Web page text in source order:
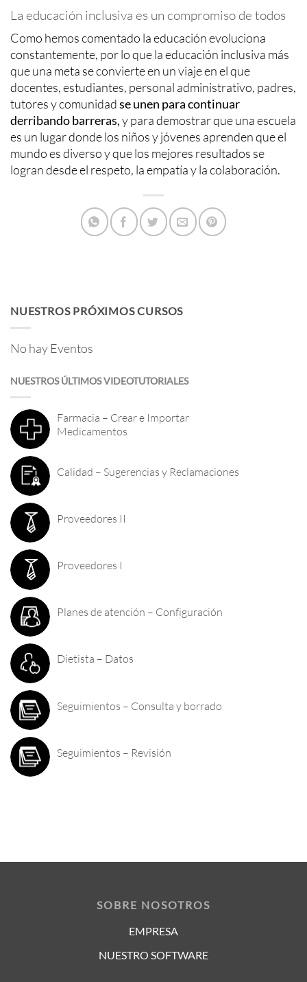
La educación inclusiva es un compromiso de todos
Como hemos comentado la educación evoluciona
constantemente, por lo que la educación inclusiva más
que una meta se convierte en un viaje en el que
docentes, estudiantes, personal administrativo, padres,
tutores y comunidadse unen para continuar
derribando barreras,y para demostrar que una escuela
es un lugar donde los niños y jóvenes aprenden que el
mundo es diverso y que los mejores resultados se
logran desde el respeto, la empatía y la colaboración.
NUESTROS PRÓXIMOS CURSOS
No hay Eventos
NUESTROS ÚLTIMOS VIDEOTUTORIALES
Farmacia – Crear e Importar
Medicamentos
Calidad – Sugerencias y Reclamaciones
Proveedores II
Proveedores I
Planes de atención – Configuración
Dietista – Datos
Seguimientos – Consulta y borrado
Seguimientos – Revisión
SOBRE NOSOTROS
EMPRESA
NUESTRO SOFTWARE